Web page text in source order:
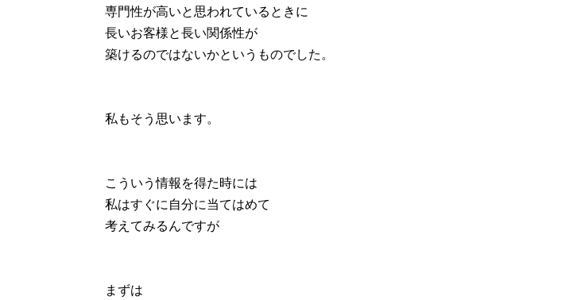
専門性が高いと思われているときに
長いお客様と長い関係性が
築けるのではないかというものでした。
私もそう思います。
こういう情報を得た時には
私はすぐに自分に当てはめて
考えてみるんですが
まずは